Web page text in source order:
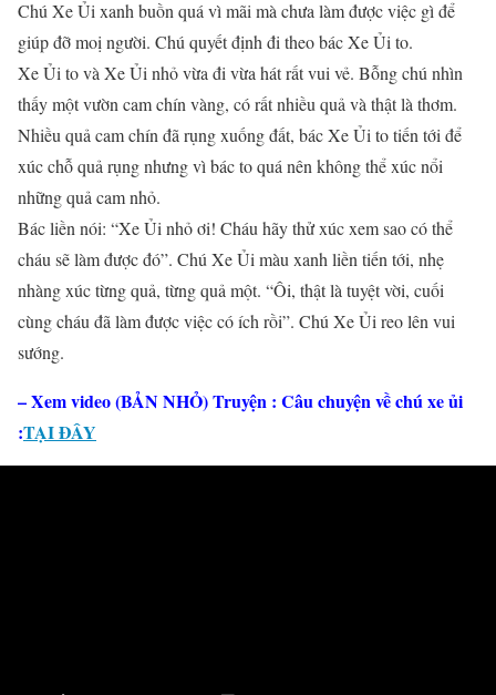
Chú Xe Ủi xanh buồn quá vì mãi mà chưa làm được việc gì để
giúp đỡ moị người. Chú quyết định đi theo bác Xe Ủi to.
Xe Ủi to và Xe Ủi nhỏ vừa đi vừa hát rất vui vẻ. Bỗng chú nhìn
thấy một vườn cam chín vàng, có rất nhiều quả và thật là thơm.
Nhiều quả cam chín đã rụng xuống đất, bác Xe Ủi to tiến tới để
xúc chỗ quả rụng nhưng vì bác to quá nên không thể xúc nổi
những quả cam nhỏ.
Bác liền nói: “Xe Ủi nhỏ ơi! Cháu hãy thử xúc xem sao có thể
cháu sẽ làm được đó”. Chú Xe Ủi màu xanh liền tiến tới, nhẹ
nhàng xúc từng quả, từng quả một. “Ôi, thật là tuyệt vời, cuối
cùng cháu đã làm được việc có ích rồi”. Chú Xe Ủi reo lên vui
sướng.
– Xem video (BẢN NHỎ) Truyện : Câu chuyện về chú xe ủi
:TẠI ĐÂY